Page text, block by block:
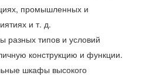
промышленных и
и т. д.
разных типов и условий
конструкцию и функции.
шкафы высокого